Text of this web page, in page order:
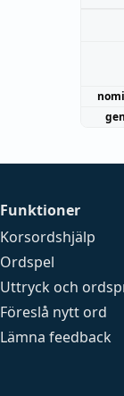
Funktioner
Korsordshjälp
Ordspel
Uttryck och
Föreslå nytt ord
Lämna feedback